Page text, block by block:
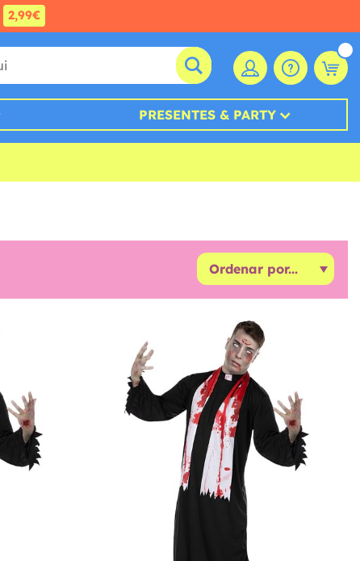
2,99€
PRESENTES & PARTY